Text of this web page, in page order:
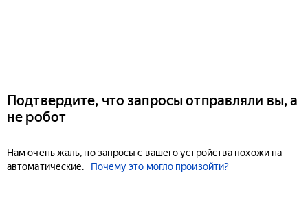
Подтвердите, что запросы отправляли вы, а
не робот
Нам очень жаль, но запросы с вашего устройства похожи на
автоматические.
Почему это могло произойти?